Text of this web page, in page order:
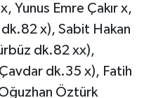
Yunus Emre Çakır x,
x), Sabit Hakan
dk.82 xx),
dk.35 x), Fatih
Öztürk